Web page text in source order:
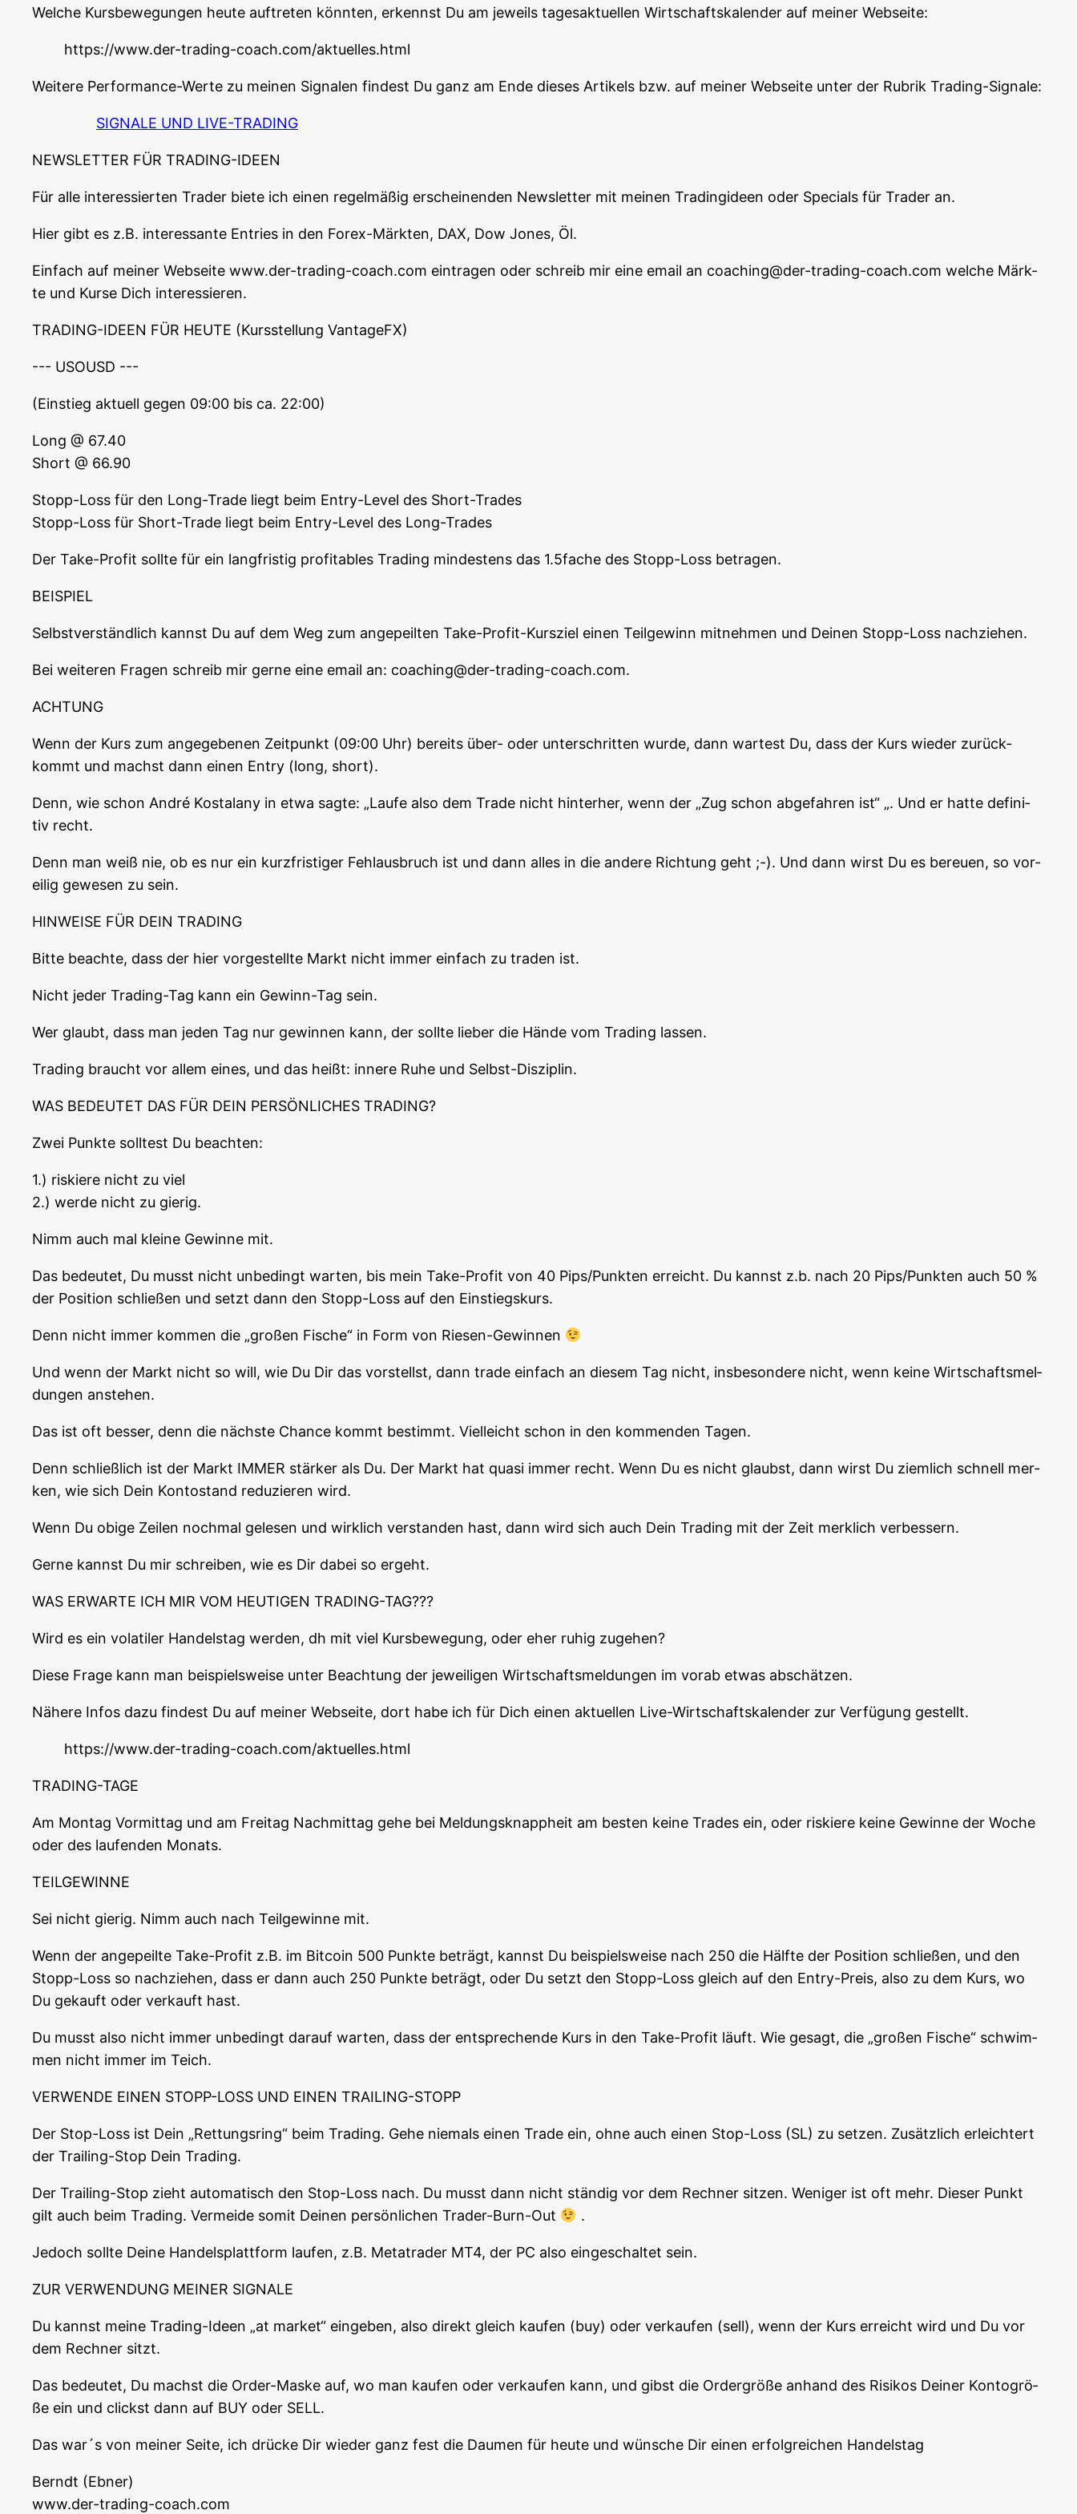
Wel­che Kurs­be­we­gun­gen heu­te auf­tre­ten könn­ten, erkennst Du am jeweils tages­ak­tu­el­len Wirt­schafts­ka­len­der auf mei­ner Webseite:
https://www.der-trading-coach.com/aktuelles.html
Wei­te­re Per­for­mance-Wer­te zu mei­nen Signa­len fin­dest Du ganz am Ende die­ses Arti­kels bzw. auf mei­ner Web­sei­te unter der Rubrik Trading-Signale:
SIGNALE UND LIVE-TRADING
NEWSLETTER FÜR TRADING-IDEEN
Für alle inter­es­sier­ten Trader bie­te ich einen regel­mä­ßig erschei­nen­den News­let­ter mit mei­nen Tra­ding­ideen oder Spe­cials für Trader an.
Hier gibt es z.B. inter­es­san­te Ent­ries in den Forex-Märk­ten, DAX, Dow Jones, Öl.
Ein­fach auf mei­ner Web­sei­te www.der-trading-coach.com ein­tra­gen oder schreib mir eine email an coaching@der-trading-coach.com wel­che Märk­
te und Kur­se Dich interessieren.
TRADING-IDEEN FÜR HEUTE (Kurs­stel­lung VantageFX)
--- USOUSD ---
(Ein­stieg aktu­ell gegen 09:00 bis ca. 22:00)
Long @ 67.40
Short @ 66.90
Stopp-Loss für den Long-Trade liegt beim Ent­ry-Level des Short-Trades
Stopp-Loss für Short-Trade liegt beim Ent­ry-Level des Long-Trades
Der Take-Pro­fit soll­te für ein lang­fris­tig pro­fi­ta­bles Tra­ding min­des­tens das 1.5fache des Stopp-Loss betragen.
BEISPIEL
Selbst­ver­ständ­lich kannst Du auf dem Weg zum ange­peil­ten Take-Pro­fit-Kurs­ziel einen Teil­ge­winn mit­neh­men und Dei­nen Stopp-Loss nachziehen.
Bei wei­te­ren Fra­gen schreib mir ger­ne eine email an: coaching@der-trading-coach.com.
ACHTUNG
Wenn der Kurs zum ange­ge­be­nen Zeit­punkt (09:00 Uhr) bereits über- oder unter­schrit­ten wur­de, dann war­test Du, dass der Kurs wie­der zurück­
kommt und machst dann einen Ent­ry (long, short).
Denn, wie schon André Kostala­ny in etwa sag­te: „Lau­fe also dem Trade nicht hin­ter­her, wenn der „Zug schon abge­fah­ren ist“ „. Und er hat­te defi­ni­
tiv recht.
Denn man weiß nie, ob es nur ein kurz­fris­ti­ger Fehl­aus­bruch ist und dann alles in die ande­re Rich­tung geht ;-). Und dann wirst Du es bereu­en, so vor­
ei­lig gewe­sen zu sein.
HINWEISE FÜR DEIN TRADING
Bit­te beach­te, dass der hier vor­ge­stell­te Markt nicht immer ein­fach zu traden ist.
Nicht jeder Tra­ding-Tag kann ein Gewinn-Tag sein.
Wer glaubt, dass man jeden Tag nur gewin­nen kann, der soll­te lie­ber die Hän­de vom Tra­ding lassen.
Tra­ding braucht vor allem eines, und das heißt: inne­re Ruhe und Selbst-Disziplin.
WAS BEDEUTET DAS FÜR DEIN PERSÖNLICHES TRADING?
Zwei Punk­te soll­test Du beachten:
1.) ris­kie­re nicht zu viel
2.) wer­de nicht zu gierig.
Nimm auch mal klei­ne Gewin­ne mit.
Das bedeu­tet, Du musst nicht unbe­dingt war­ten, bis mein Take-Pro­fit von 40 Pips/Punkten erreicht. Du kannst z.b. nach 20 Pips/Punkten auch 50 %
der Posi­ti­on schlie­ßen und setzt dann den Stopp-Loss auf den Einstiegskurs.
Denn nicht immer kom­men die „gro­ßen Fische“ in Form von Riesen-Gewinnen
Und wenn der Markt nicht so will, wie Du Dir das vor­stellst, dann trade ein­fach an die­sem Tag nicht, ins­be­son­de­re nicht, wenn kei­ne Wirt­schafts­mel­
dun­gen anstehen.
Das ist oft bes­ser, denn die nächs­te Chan­ce kommt bestimmt. Viel­leicht schon in den kom­men­den Tagen.
Denn schließ­lich ist der Markt IMMER stär­ker als Du. Der Markt hat qua­si immer recht. Wenn Du es nicht glaubst, dann wirst Du ziem­lich schnell mer­
ken, wie sich Dein Kon­to­stand redu­zie­ren wird.
Wenn Du obi­ge Zei­len noch­mal gele­sen und wirk­lich ver­stan­den hast, dann wird sich auch Dein Tra­ding mit der Zeit merk­lich verbessern.
Ger­ne kannst Du mir schrei­ben, wie es Dir dabei so ergeht.
WAS ERWARTE ICH MIR VOM HEUTIGEN TRADING-TAG???
Wird es ein vola­ti­ler Han­dels­tag wer­den, dh mit viel Kurs­be­we­gung, oder eher ruhig zugehen?
Die­se Fra­ge kann man bei­spiels­wei­se unter Beach­tung der jewei­li­gen Wirt­schafts­mel­dun­gen im vor­ab etwas abschätzen.
Nähe­re Infos dazu fin­dest Du auf mei­ner Web­sei­te, dort habe ich für Dich einen aktu­el­len Live-Wirt­schafts­ka­len­der zur Ver­fü­gung gestellt.
https://www.der-trading-coach.com/aktuelles.html
TRADING-TAGE
Am Mon­tag Vor­mit­tag und am Frei­tag Nach­mit­tag gehe bei Mel­dungs­knapp­heit am bes­ten kei­ne Trades ein, oder ris­kie­re kei­ne Gewin­ne der Woche
oder des lau­fen­den Monats.
TEILGEWINNE
Sei nicht gie­rig. Nimm auch nach Teil­ge­win­ne mit.
Wenn der ange­peil­te Take-Pro­fit z.B. im Bit­co­in 500 Punk­te beträgt, kannst Du bei­spiels­wei­se nach 250 die Hälf­te der Posi­ti­on schlie­ßen, und den
Stopp-Loss so nach­zie­hen, dass er dann auch 250 Punk­te beträgt, oder Du setzt den Stopp-Loss gleich auf den Ent­ry-Preis, also zu dem Kurs, wo
Du gekauft oder ver­kauft hast.
Du musst also nicht immer unbe­dingt dar­auf war­ten, dass der ent­spre­chen­de Kurs in den Take-Pro­fit läuft. Wie gesagt, die „gro­ßen Fische“ schwim­
men nicht immer im Teich.
VERWENDE EINEN STOPP-LOSS UND EINEN TRAILING-STOPP
Der Stop-Loss ist Dein „Ret­tungs­ring“ beim Tra­ding. Gehe nie­mals einen Trade ein, ohne auch einen Stop-Loss (SL) zu set­zen. Zusätz­lich erleich­tert
der Trai­ling-Stop Dein Trading.
Der Trai­ling-Stop zieht auto­ma­tisch den Stop-Loss nach. Du musst dann nicht stän­dig vor dem Rech­ner sit­zen. Weni­ger ist oft mehr. Die­ser Punkt
gilt auch beim Tra­ding. Ver­mei­de somit Dei­nen per­sön­li­chen Trader-Burn-Out
.
Jedoch soll­te Dei­ne Han­dels­platt­form lau­fen, z.B. Metat­rader MT4, der PC also ein­ge­schal­tet sein.
ZUR VERWENDUNG MEINER SIGNALE
Du kannst mei­ne Tra­ding-Ideen „at mar­ket“ ein­ge­ben, also direkt gleich kau­fen (buy) oder ver­kau­fen (sell), wenn der Kurs erreicht wird und Du vor
dem Rech­ner sitzt.
Das bedeu­tet, Du machst die Order-Mas­ke auf, wo man kau­fen oder ver­kau­fen kann, und gibst die Order­grö­ße anhand des Risi­kos Dei­ner Kon­to­grö­
ße ein und clickst dann auf BUY oder SELL.
Das war´s von mei­ner Sei­te, ich drü­cke Dir wie­der ganz fest die Dau­men für heu­te und wün­sche Dir einen erfolg­rei­chen Handelstag
Berndt (Ebner)
www.der-trading-coach.com